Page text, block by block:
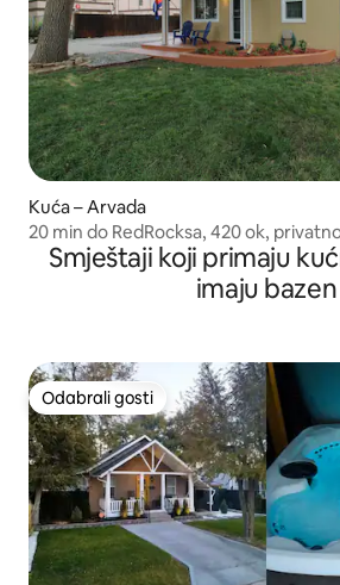
Kuća – Arvada
20 min do RedRocksa, 420 ok,
Smještaji koji primaju
imaju bazen
Odabrali gosti
Odabrali gosti